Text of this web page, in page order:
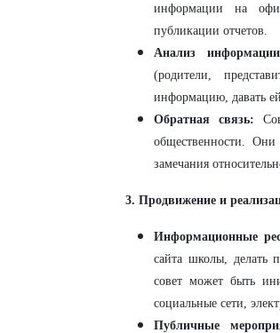
информации на
публикации отчетов.
Анализ
(родители,
информацию, давать
Обратная связь:
общественности.
замечания
3. Продвижение и
Информационные
сайта школы, делать
совет может быть
социальные сети,
Публичные